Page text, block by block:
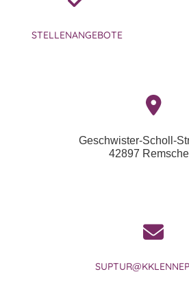
STELLENANGEBOTE
Geschwister-Scholl-
42897